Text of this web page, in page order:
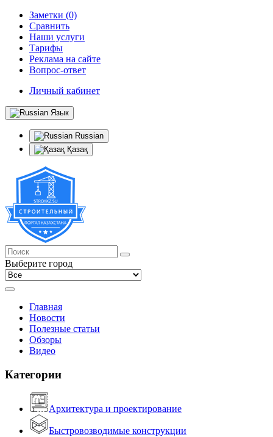
Заметки (0)
Сравнить
Наши услуги
Тарифы
Реклама на сайте
Вопрос-ответ
Личный кабинет
Язык
Russian
Қазақ
Выберите город
Главная
Новости
Полезные статьи
Обзоры
Видео
Категории
Архитектура и проектирование
Быстровозводимые конструкции